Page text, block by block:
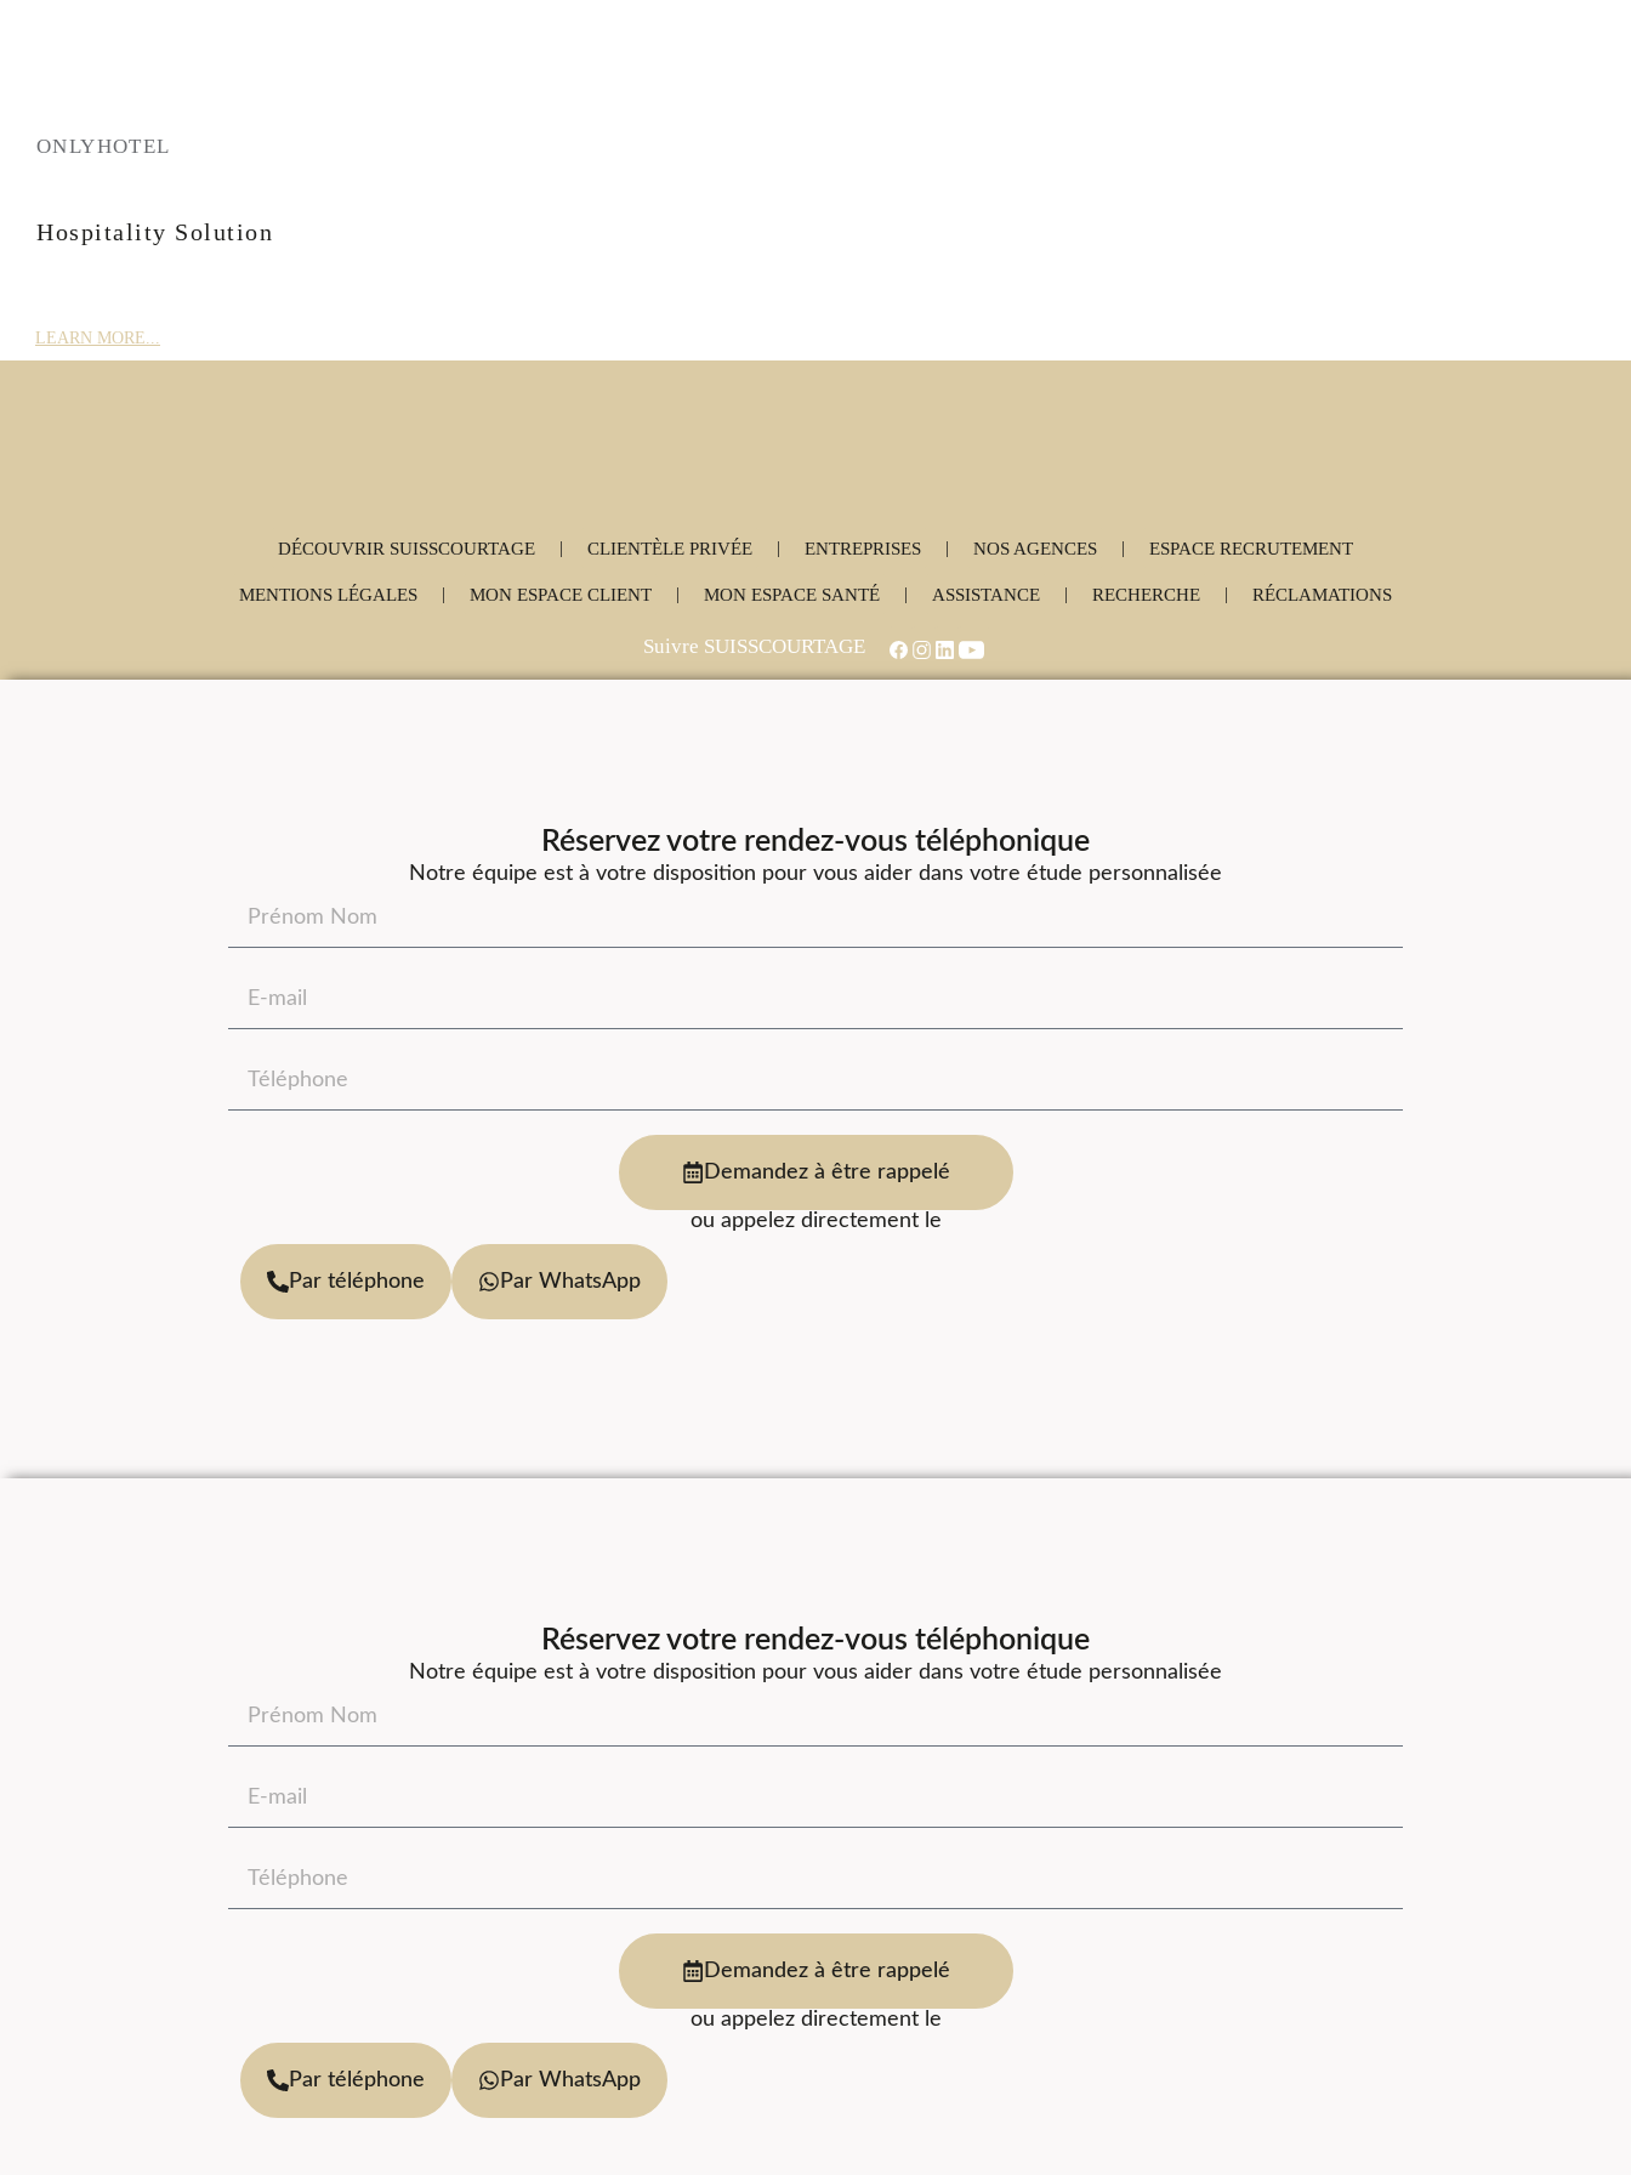
ONLYHOTEL
Hospitality Solution
LEARN MORE...
DÉCOUVRIR SUISSCOURTAGE | CLIENTÈLE PRIVÉE | ENTREPRISES | NOS AGENCES | ESPACE RECRUTEMENT
MENTIONS LÉGALES | MON ESPACE CLIENT | MON ESPACE SANTÉ | ASSISTANCE | RECHERCHE | RÉCLAMATIONS
Suivre SUISSCOURTAGE
Réservez votre rendez-vous téléphonique
Notre équipe est à votre disposition pour vous aider dans votre étude personnalisée
Demandez à être rappelé
ou appelez directement le
Par téléphone Par WhatsApp
Réservez votre rendez-vous téléphonique
Notre équipe est à votre disposition pour vous aider dans votre étude personnalisée
Demandez à être rappelé
ou appelez directement le
Par téléphone Par WhatsApp